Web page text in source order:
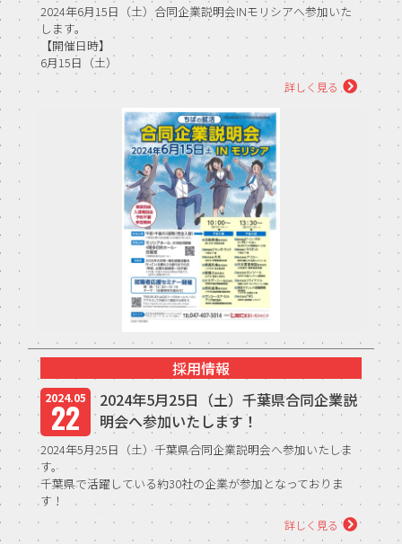
2024年6月15日（土）合同企業説明会INモリシアへ参加いた
します。
【開催日時】
6月15日（土）
【午前の部】10：00～12：30（受付9：30～） <...詳しく見る
採用情報
2024.05
22
2024年5月25日（土）千葉県合同企業説
明会へ参加いたします！
2024年5月25日（土）千葉県合同企業説明会へ参加いたしま
す。
千葉県で活躍している約30社の企業が参加となっておりま
す！
詳しく見る